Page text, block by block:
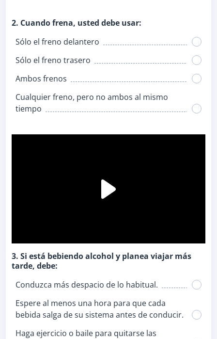
2. Cuando frena, usted debe usar:
Sólo el freno delantero
Sólo el freno trasero
Ambos frenos
Cualquier freno, pero no ambos al mismo
tiempo
3. Si está bebiendo alcohol y planea viajar más
tarde, debe:
Conduzca más despacio de lo habitual.
Espere al menos una hora para que cada
bebida salga de su sistema antes de conducir.
Haga ejercicio o baile para quitarse las